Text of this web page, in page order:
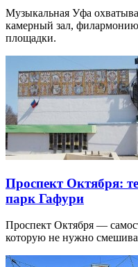
Музыкальная Уфа
камерный зал,
площадки.
Проспект Октября:
парк Гафури
Проспект Октября —
которую не нужно